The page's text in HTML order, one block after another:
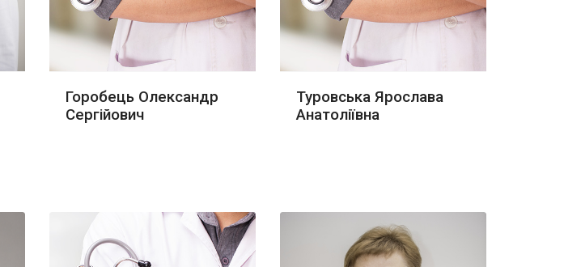
Горобець Олександр
Сергійович
Туровська Ярослава
Анатоліївна